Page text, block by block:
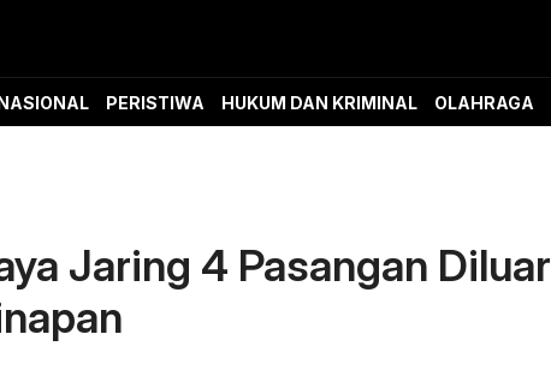
PERISTIWA HUKUM DAN KRIMINAL OLAHRAGA
Jaring 4 Pasangan Diluar